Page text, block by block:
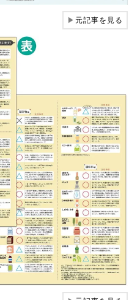
▶元記事を見る